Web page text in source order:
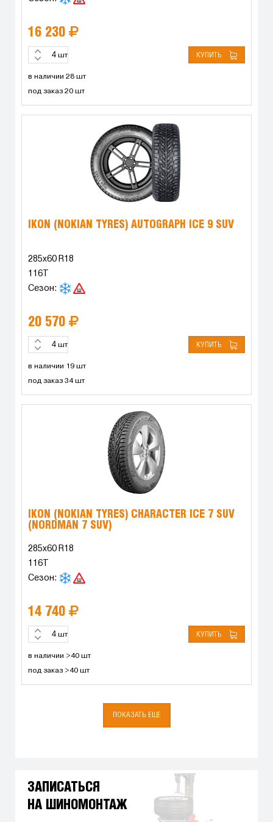
16 230
шт КУПИТЬ
в наличии 28 шт
под заказ 20 шт
IKON (NOKIAN TYRES) AUTOGRAPH ICE 9 SUV
285x60 R18
116T
Сезон:
20 570
шт КУПИТЬ
в наличии 19 шт
под заказ 34 шт
IKON (NOKIAN TYRES) CHARACTER ICE 7 SUV
(NORDMAN 7 SUV)
285x60 R18
116T
Сезон:
14 740
шт КУПИТЬ
в наличии >40 шт
под заказ >40 шт
ПОКАЗАТЬ ЕЩЕ
ЗАПИСАТЬСЯ
НА ШИНОМОНТАЖ